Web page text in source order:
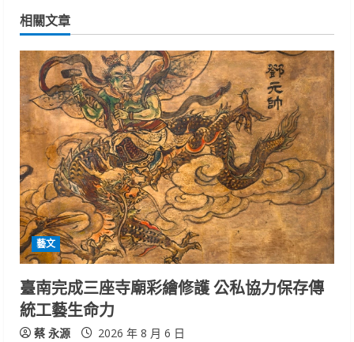
n
u
e
R
e
a
d
i
n
g
相關文章
藝文
臺南完成三座寺廟彩繪修護 公私協力保存傳
統工藝生命力
蔡 永源 2026 年 8 月 6 日